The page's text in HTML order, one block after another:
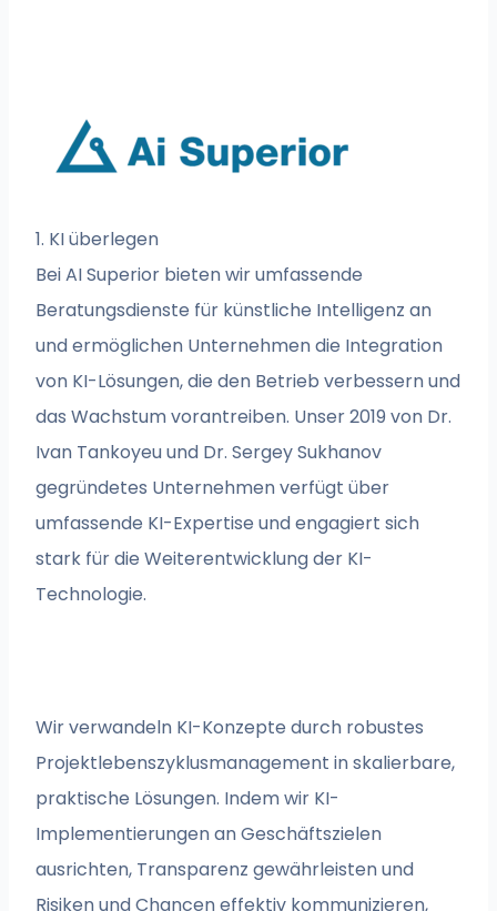
1. KI überlegen
Bei AI Superior bieten wir umfassende
Beratungsdienste für künstliche Intelligenz an
und ermöglichen Unternehmen die Integration
von KI-Lösungen, die den Betrieb verbessern und
das Wachstum vorantreiben. Unser 2019 von Dr.
Ivan Tankoyeu und Dr. Sergey Sukhanov
gegründetes Unternehmen verfügt über
umfassende KI-Expertise und engagiert sich
stark für die Weiterentwicklung der KI-
Technologie.
Wir verwandeln KI-Konzepte durch robustes
Projektlebenszyklusmanagement in skalierbare,
praktische Lösungen. Indem wir KI-
Implementierungen an Geschäftszielen
ausrichten, Transparenz gewährleisten und
Risiken und Chancen effektiv kommunizieren,